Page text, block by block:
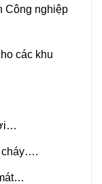
Công nghiệp
các khu
cháy….